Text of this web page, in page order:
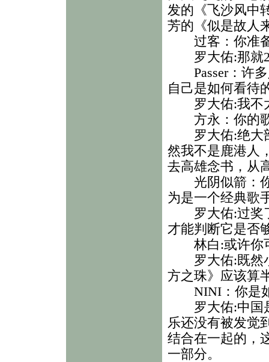
发的《飞沙风中
芳的《似是故人
过客：你准备
罗大佑:那就
Passer：许多
自己是如何看待
罗大佑:我不太
方永：你的歌
罗大佑:绝大部
然我不是鹿港人
去高雄念书，从
光阴似箭：你
为是一个经典歌
罗大佑:过奖了
才能判断它是否
林白:或许你可
罗大佑:既然小
方之珠》应该算
NINI：你是如
罗大佑:中国是
乐还没有被发觉
结合在一起的，
一部分。